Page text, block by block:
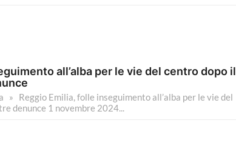
all’alba per le vie del centro dopo il
» Reggio Emilia, folle inseguimento all’alba per le vie del
denunce 1 novembre 2024...